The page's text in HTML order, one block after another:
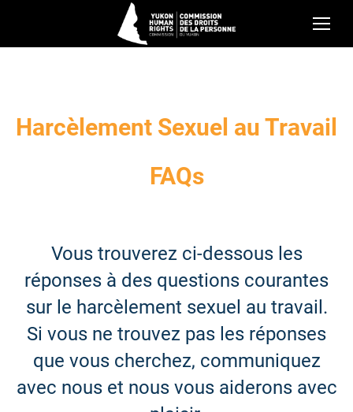
Harcèlement Sexuel au Travail
FAQs
Vous trouverez ci-dessous les
réponses à des questions courantes
sur le harcèlement sexuel au travail.
Si vous ne trouvez pas les réponses
que vous cherchez, communiquez
avec nous et nous vous aiderons avec